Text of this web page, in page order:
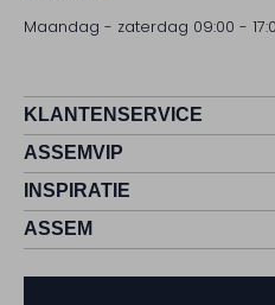
Maandag - zaterdag 09:00 -
KLANTENSERVICE
ASSEMVIP
INSPIRATIE
ASSEM